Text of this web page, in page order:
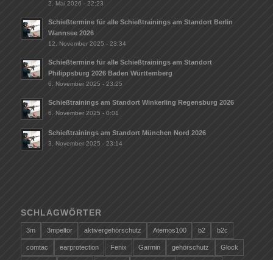
2. Mai 2026 - 22:23
Schießtermine für alle Schießtrainings am Standort Berlin
Wannsee 2026
12. November 2025 - 23:34
Schießtermine für alle Schießtrainings am Standort
Philippsburg 2026 Baden Württemberg
6. November 2025 - 23:25
Schießtrainings am Standort Winkerling Regensburg 2026
6. November 2025 - 0:01
Schießtrainings am Standort München Nord 2026
3. November 2025 - 23:14
SCHLAGWÖRTER
3m 3mpeltor aktivergehörschutz Atemos100 b2 b2c
comtac earprotection Fenix Garmin gehörschutz Glock